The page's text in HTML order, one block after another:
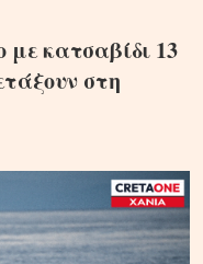
κατσαβίδι 13
στη